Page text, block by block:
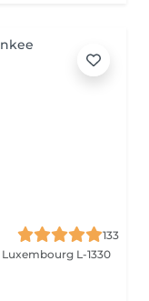
133
Luxembourg L-1330